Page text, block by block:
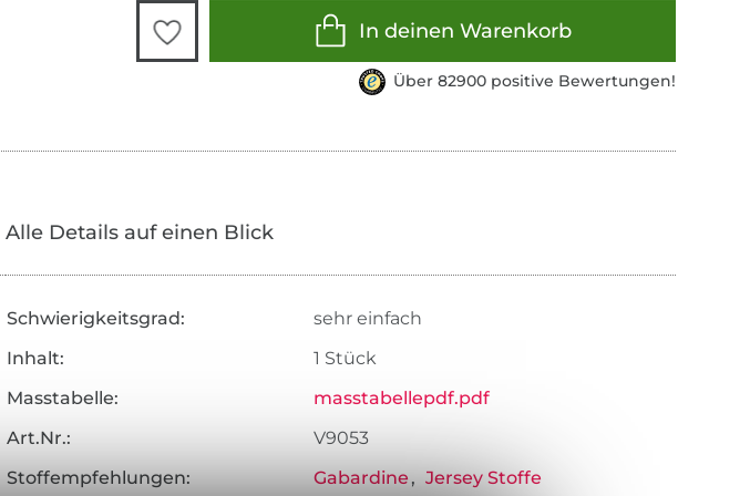
In deinen Warenkorb
Über 82900 positive Bewertungen!
Alle Details auf einen Blick
Schwierigkeitsgrad:
sehr einfach
Inhalt:
1 Stück
Masstabelle:
masstabellepdf.pdf
Art.Nr.:
V9053
Stoffempfehlungen:
Gabardine Jersey Stoffe